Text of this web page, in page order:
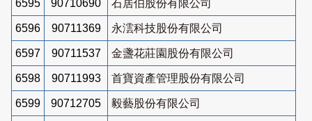
6595 90710690 石居伯股份有限公司
6596 90711369 永澐科技股份有限公司
6597 90711537 金盞花莊園股份有限公司
6598 90711993 首寶資產管理股份有限公司
6599 90712705 毅藝股份有限公司